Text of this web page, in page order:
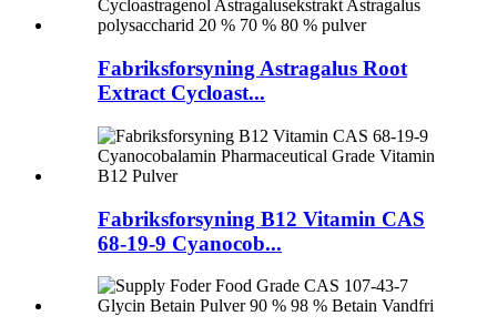
Fabriksforsyning Astragalus Root
Extract Cycloast...
Fabriksforsyning B12 Vitamin CAS
68-19-9 Cyanocob...